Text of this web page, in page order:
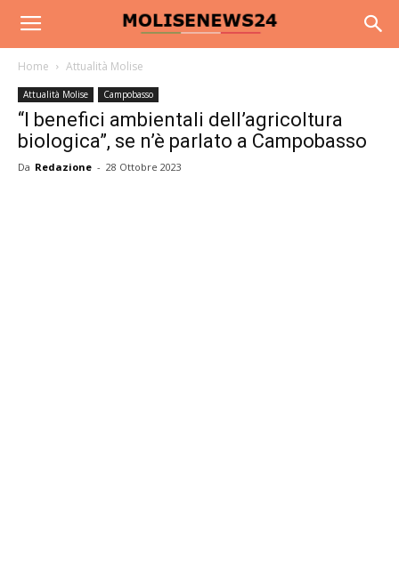
Home Attualità Molise
Attualità Molise Campobasso
“I benefici ambientali dell’agricoltura
biologica”, se n’è parlato a Campobasso
Da Redazione - 28 Ottobre 2023